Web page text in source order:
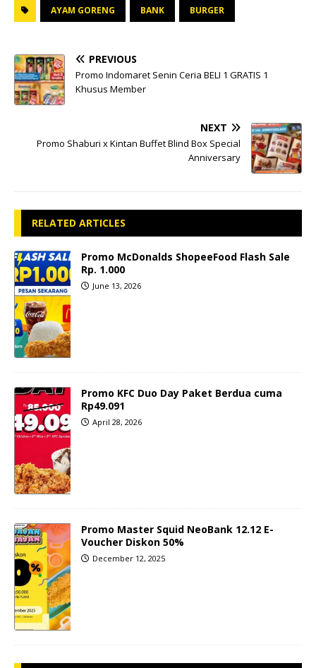
AYAM GORENG BANK BURGER
PREVIOUS
Promo Indomaret Senin Ceria BELI 1 GRATIS 1
Khusus Member
NEXT
Promo Shaburi x Kintan Buffet Blind Box Special
Anniversary
RELATED ARTICLES
Promo McDonalds ShopeeFood Flash Sale
Rp. 1.000
June 13, 2026
Promo KFC Duo Day Paket Berdua cuma
Rp49.091
April 28, 2026
Promo Master Squid NeoBank 12.12 E-
Voucher Diskon 50%
December 12, 2025